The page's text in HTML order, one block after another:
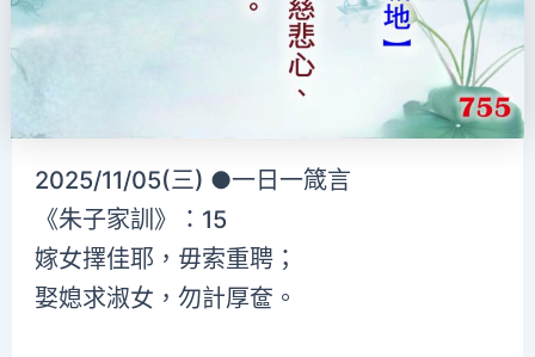
2025/11/05(三) ●一日一箴言
《朱子家訓》：15
嫁女擇佳耶，毋索重聘；
娶媳求淑女，勿計厚奩。